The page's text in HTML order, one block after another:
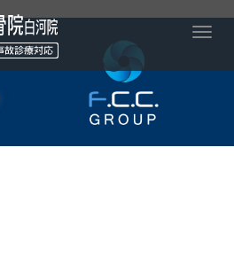
T
g